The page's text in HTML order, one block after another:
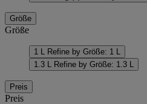
Größe
Größe
1 L
Refine by Größe: 1 L
1.3 L
Refine by Größe: 1.3 L
Preis
Preis